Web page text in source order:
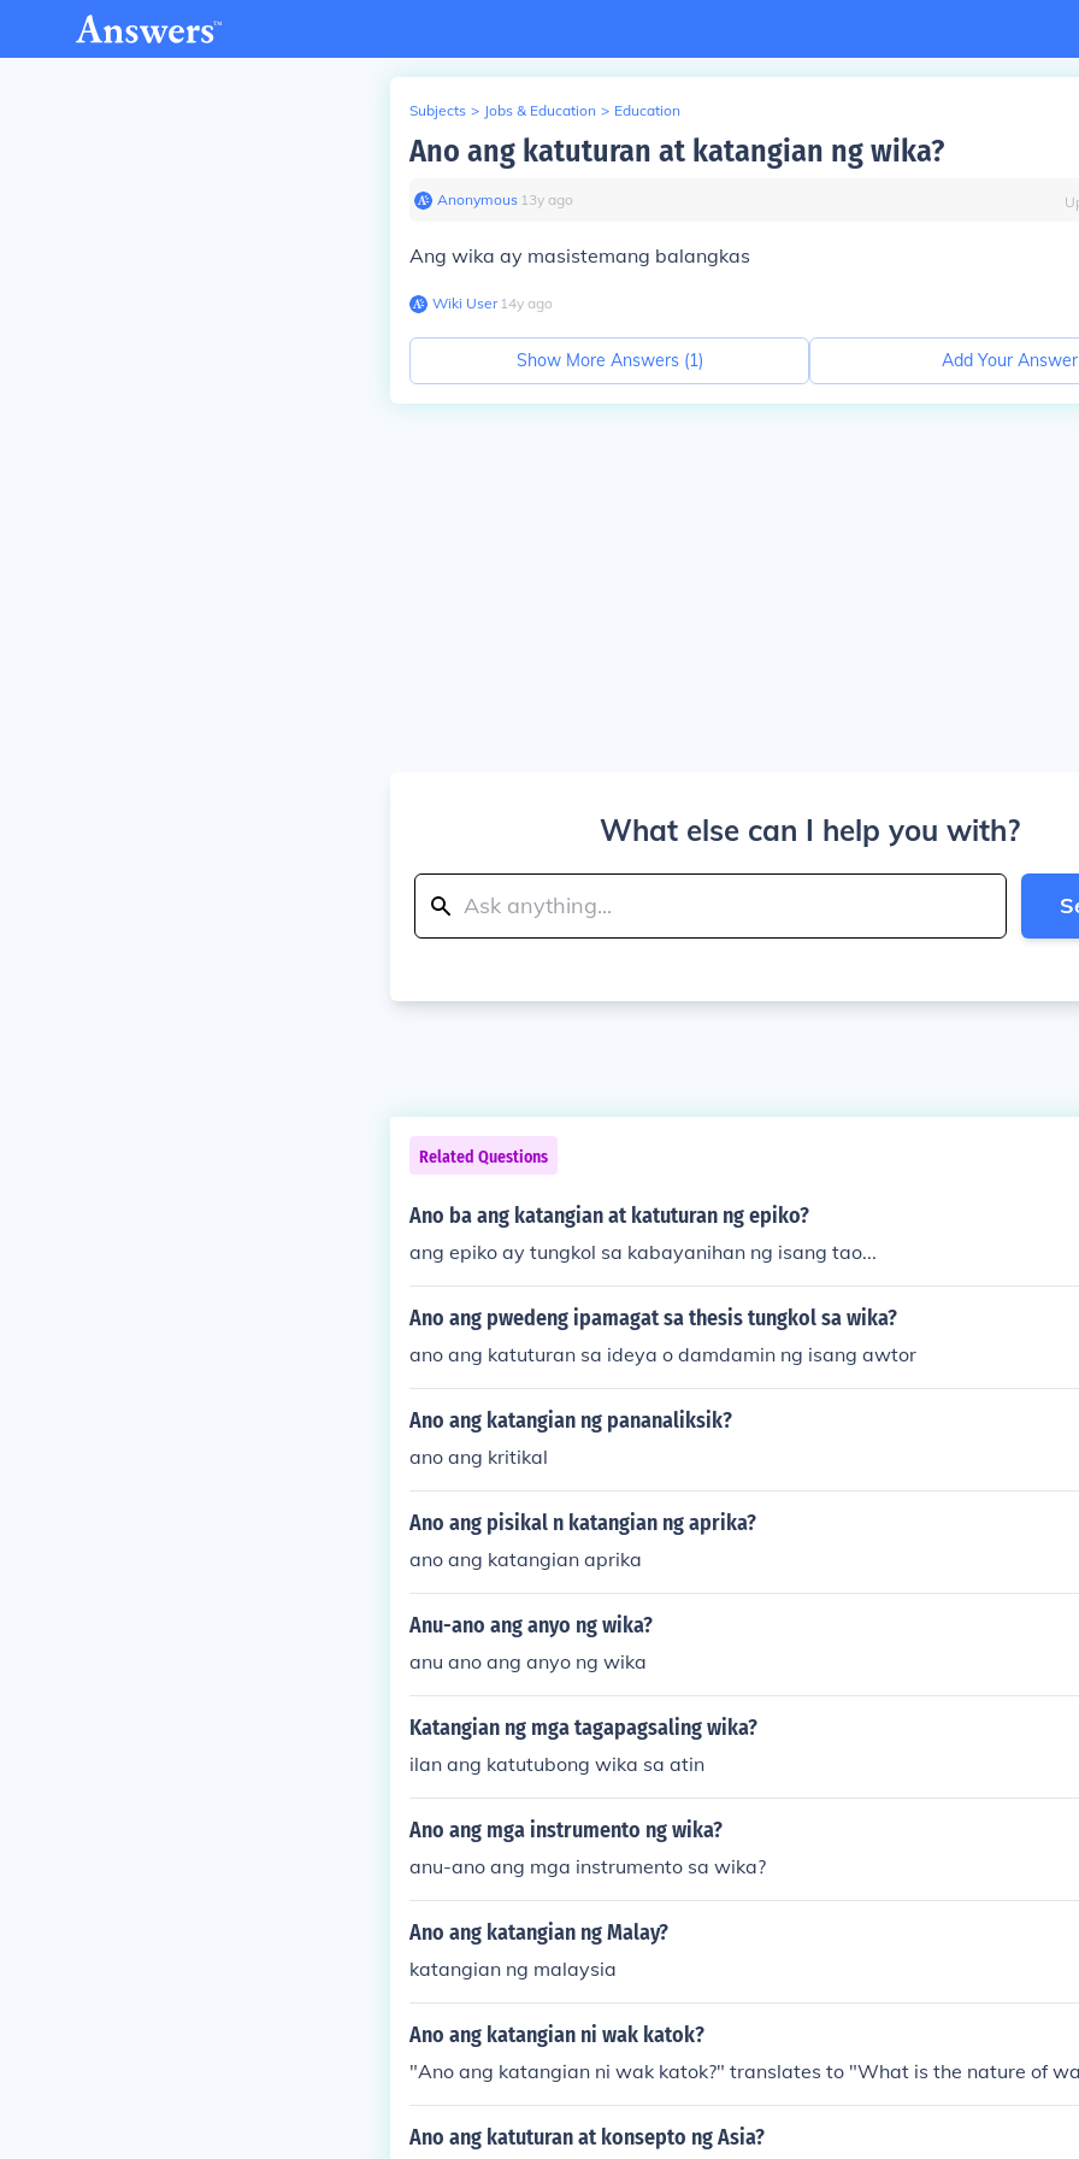
Subjects > Jobs & Education > Education
Ano ang katuturan at katangian ng wika?
Anonymous∙ 13y ago
Ang wika ay masistemang balangkas
Wiki User∙14y ago
Show More Answers (1) Add Your Answer
What else can I help you with?
Related Questions
Ano ba ang katangian at katuturan ng epiko?
ang epiko ay tungkol sa kabayanihan ng isang tao...
Ano ang pwedeng ipamagat sa thesis tungkol sa wika?
ano ang katuturan sa ideya o damdamin ng isang awtor
Ano ang katangian ng pananaliksik?
ano ang kritikal
Ano ang pisikal n katangian ng aprika?
ano ang katangian aprika
Anu-ano ang anyo ng wika?
anu ano ang anyo ng wika
Katangian ng mga tagapagsaling wika?
ilan ang katutubong wika sa atin
Ano ang mga instrumento ng wika?
anu-ano ang mga instrumento sa wika?
Ano ang katangian ng Malay?
katangian ng malaysia
Ano ang katangian ni wak katok?
"Ano ang katangian ni wak katok?" translates to "What is the nature of
Ano ang katuturan at konsepto ng Asia?